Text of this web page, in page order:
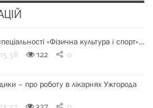
«Фізична культура і спорт»…
122 0
– про роботу в лікарнях Ужгорода